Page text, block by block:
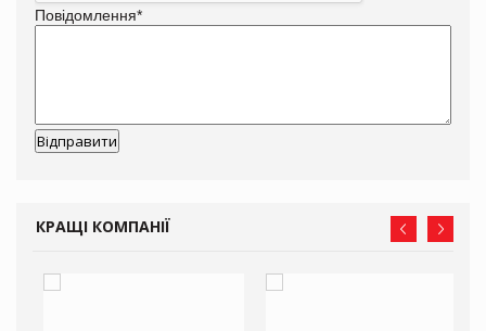
Повідомлення*
КРАЩІ КОМПАНІЇ